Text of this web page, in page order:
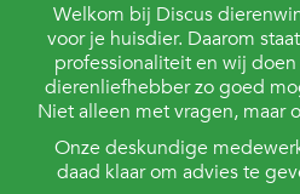
Welkom bij Discus
voor je huisdier. Daarom
professionaliteit en wij
dierenliefhebber zo goed
Niet alleen met vragen, maar
Onze deskundige
daad klaar om advies te